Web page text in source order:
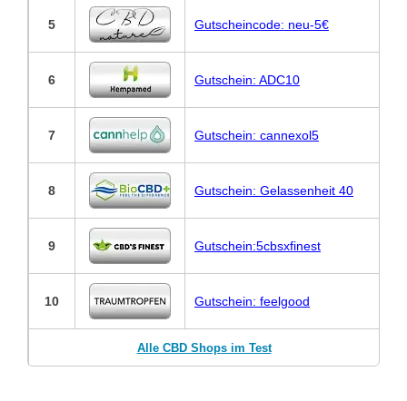
5 Gutscheincode: neu-5€
6 Gutschein: ADC10
7 Gutschein: cannexol5
8 Gutschein: Gelassenheit 40
9 Gutschein:5cbsxfinest
10 Gutschein: feelgood
Alle CBD Shops im Test